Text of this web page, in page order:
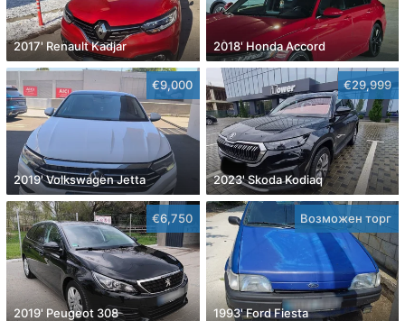
2017' Renault Kadjar 2018' Honda Accord
€9,000
2019' Volkswagen Jetta
€29,999
2023' Skoda Kodiaq
€6,750
2019' Peugeot 308
Возможен торг
1993' Ford Fiesta